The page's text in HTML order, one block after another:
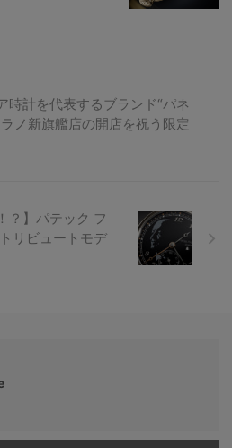
時計を代表するブランド“パネ
ノ新旗艦店の開店を祝う限定
？】パテック フ
リビュートモデ